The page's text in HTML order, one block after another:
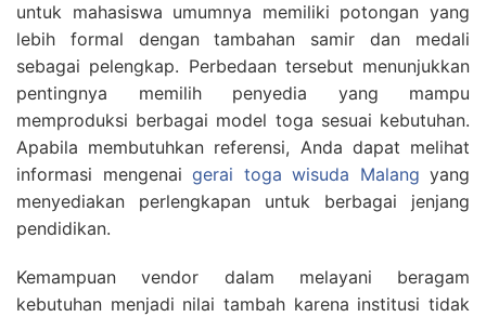
untuk mahasiswa umumnya memiliki potongan yang
lebih formal dengan tambahan samir dan medali
sebagai pelengkap. Perbedaan tersebut menunjukkan
pentingnya memilih penyedia yang mampu
memproduksi berbagai model toga sesuai kebutuhan.
Apabila membutuhkan referensi, Anda dapat melihat
informasi mengenai gerai toga wisuda Malang yang
menyediakan perlengkapan untuk berbagai jenjang
pendidikan.
Kemampuan vendor dalam melayani beragam
kebutuhan menjadi nilai tambah karena institusi tidak